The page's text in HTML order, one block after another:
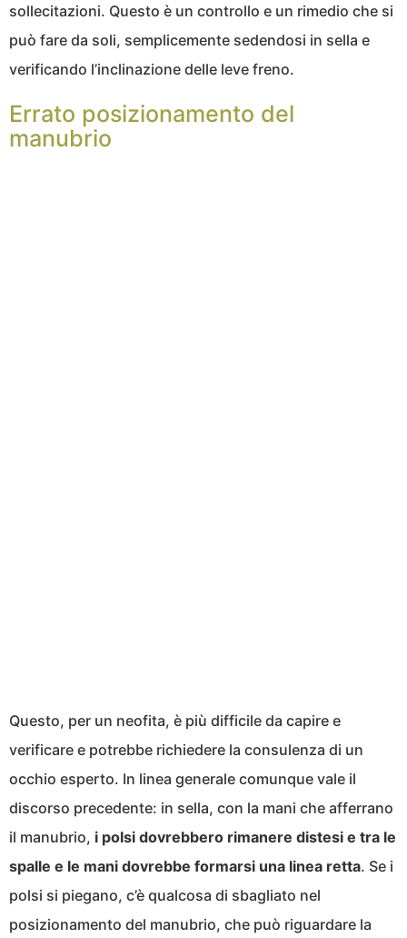
sollecitazioni. Questo è un controllo e un rimedio che si
può fare da soli, semplicemente sedendosi in sella e
verificando l’inclinazione delle leve freno.
Errato posizionamento del
manubrio
Questo, per un neofita, è più difficile da capire e
verificare e potrebbe richiedere la consulenza di un
occhio esperto. In linea generale comunque vale il
discorso precedente: in sella, con la mani che afferrano
il manubrio, i polsi dovrebbero rimanere distesi e tra le
spalle e le mani dovrebbe formarsi una linea retta. Se i
polsi si piegano, c’è qualcosa di sbagliato nel
posizionamento del manubrio, che può riguardare la